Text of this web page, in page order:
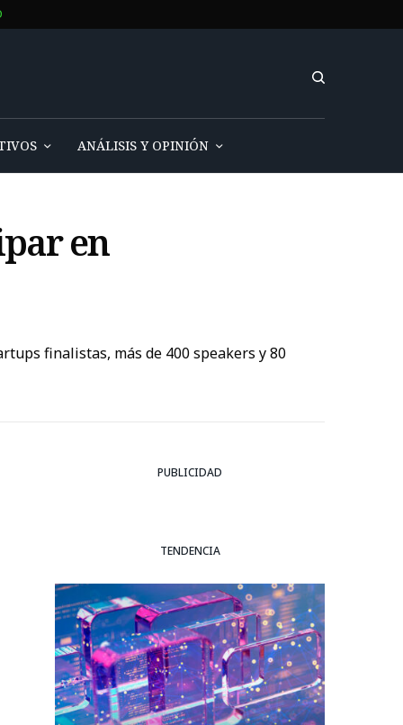
ANÁLISIS Y OPINIÓN
en
finalistas, más de 400 speakers y 80
PUBLICIDAD
TENDENCIA